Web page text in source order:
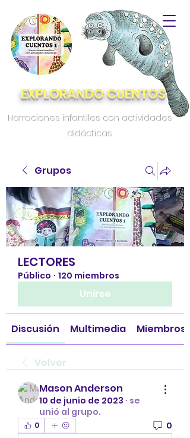
EXPLORANDO CUENTOS
Narraciones infantiles con actividades
didácticas.
Grupos
LECTORES
Público · 120 miembros
Unirse
Discusión Multimedia Miembros
Volver
Mason Anderson
10 de junio de 2023 · se
unió al grupo.
0 0